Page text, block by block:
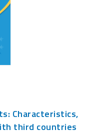
Characteristics,
third countries